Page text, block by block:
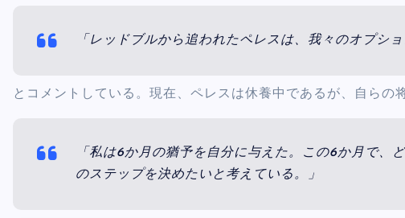
「レッドブルから追われたペレスは、我々のオプシ
とコメントしている。現在、ペレスは休養中であるが、自らの
「私は6か月の猶予を自分に与えた。この6か月で、
のステップを決めたいと考えている。」